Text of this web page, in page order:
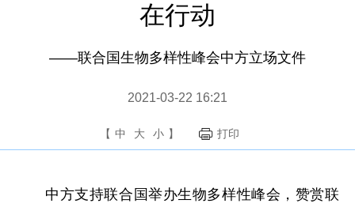
在行动
——联合国生物多样性峰会中方立场文件
2021-03-22 16:21
【 中 大 小 】 打印
中方支持联合国举办生物多样性峰会，赞赏联